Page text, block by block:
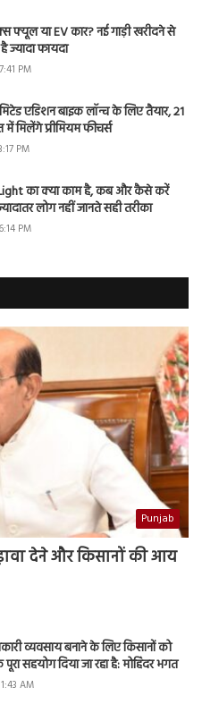
फ्यूल या EV कार? नई गाड़ी खरीदने से
ज्यादा फायदा
PM
एडिशन बाइक लॉन्च के लिए तैयार, 21
मिलेंगे प्रीमियम फीचर्स
PM
का क्या काम है, कब और कैसे करें
लोग नहीं जानते सही तरीका
PM
Punjab
देने और किसानों की आय
व्यवसाय बनाने के लिए किसानों को
सहयोग दिया जा रहा है: मोहिंदर भगत
AM